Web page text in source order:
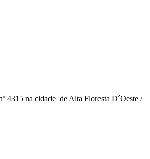
4315 na cidade de Alta Floresta D´Oeste /